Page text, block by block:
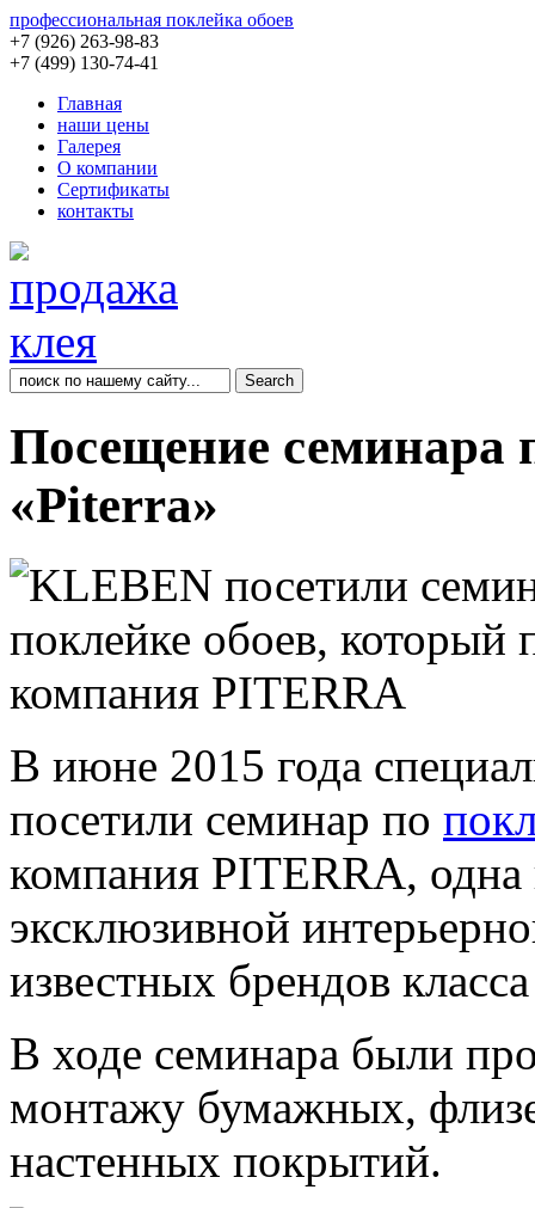
профессиональная поклейка обоев
+7 (926) 263-98-83
+7 (499) 130-74-41
Главная
наши цены
Галерея
О компании
Сертификаты
контакты
Посещение семинара
«Piterra»
В июне 2015 года
посетили семинар по
компания PITERRA, одна
эксклюзивной
известных брендов
В ходе семинара были
монтажу бумажных,
настенных покрытий.